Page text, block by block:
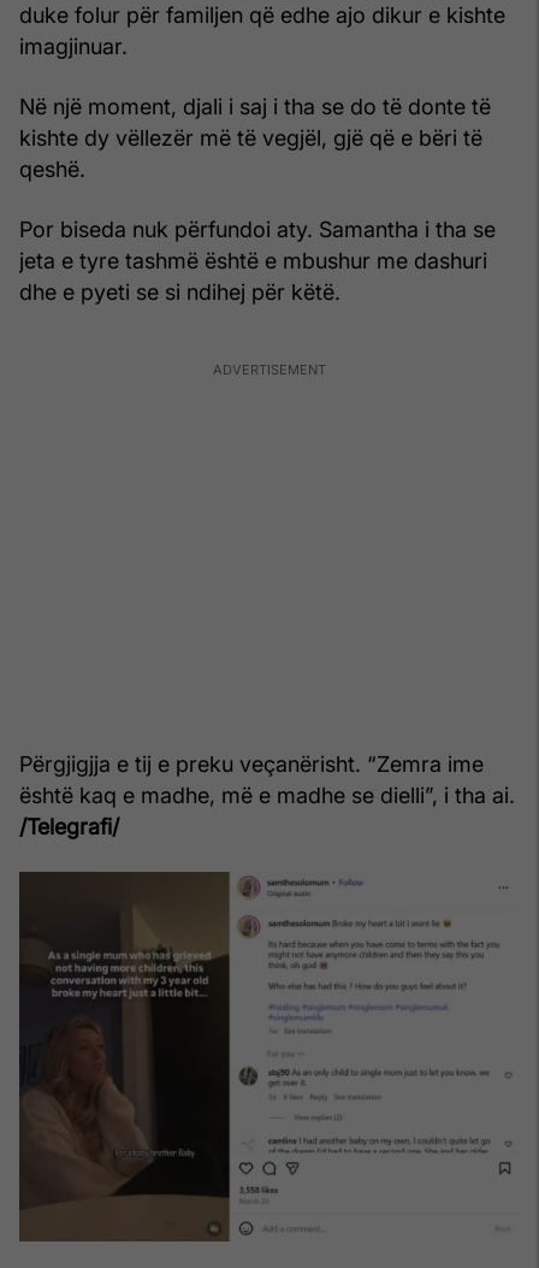
duke folur për familjen që edhe ajo dikur e kishte
imagjinuar.
Në një moment, djali i saj i tha se do të donte të
kishte dy vëllezër më të vegjël, gjë që e bëri të
qeshë.
Por biseda nuk përfundoi aty. Samantha i tha se
jeta e tyre tashmë është e mbushur me dashuri
dhe e pyeti se si ndihej për këtë.
Përgjigjja e tij e preku veçanërisht. “Zemra ime
është kaq e madhe, më e madhe se dielli”, i tha ai.
/Telegrafi/